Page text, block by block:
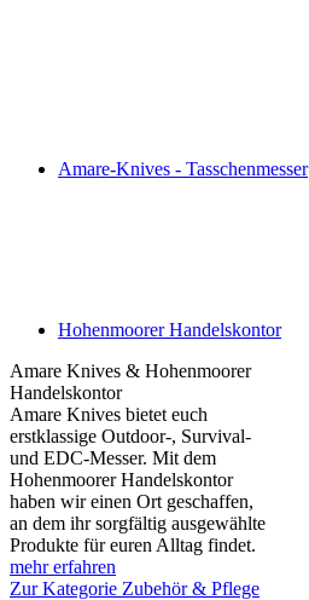
Amare-Knives - Tasschenmesser
Hohenmoorer Handelskontor
Amare Knives & Hohenmoorer
Handelskontor
Amare Knives bietet euch
erstklassige Outdoor-, Survival-
und EDC-Messer. Mit dem
Hohenmoorer Handelskontor
haben wir einen Ort geschaffen,
an dem ihr sorgfältig ausgewählte
Produkte für euren Alltag findet.
mehr erfahren
Zur Kategorie Zubehör & Pflege